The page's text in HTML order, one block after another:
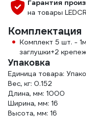
Гарантия
на товары
Комплектация
Комплект 5 шт. -
заглушки+2
Упаковка
Единица товара:
Вес, кг: 0.152
Длина, мм: 1000
Ширина, мм: 16
Высота, мм: 16